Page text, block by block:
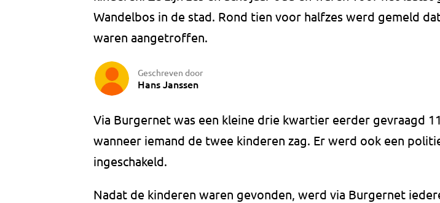
Wandelbos in de stad. Rond tien voor halfzes werd gemeld
waren aangetroffen.
Geschreven door
Hans Janssen
Via Burgernet was een kleine drie kwartier eerder gevraagd
wanneer iemand de twee kinderen zag. Er werd ook een
ingeschakeld.
Nadat de kinderen waren gevonden, werd via Burgernet